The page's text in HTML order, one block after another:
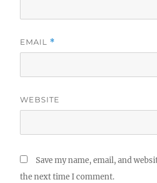
EMAIL *
WEBSITE
Save my name, email, and
the next time I comment.